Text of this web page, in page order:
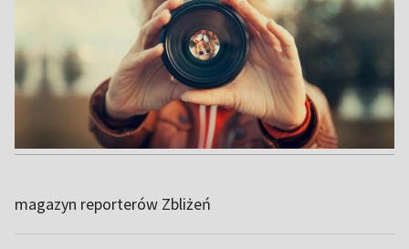
magazyn reporterów Zbliżeń